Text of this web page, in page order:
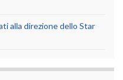
alla direzione dello Star